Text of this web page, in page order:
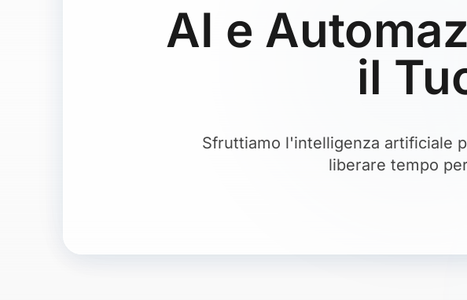
AI e
il
Sfruttiamo l'intelligenza artificiale
liberare tempo